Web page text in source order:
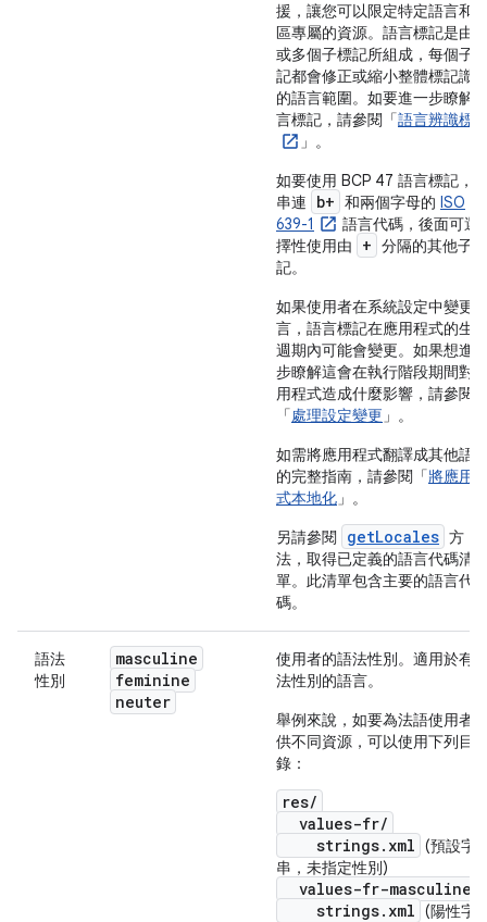
援，讓您可以限定特定語言和
區專屬的資源。語言標記是由
或多個子標記所組成，每個子
記都會修正或縮小整體標記識
的語言範圍。如要進一步瞭解
言標記，請參閱「語言辨識標
」。
如要使用 BCP 47 語言標記，
串連
b+ 和兩個字母的 ISO
639-1
語言代碼，後面可選
擇性使用由
+ 分隔的其他子標
記。
如果使用者在系統設定中變更
言，語言標記在應用程式的生
週期內可能會變更。如果想進
步瞭解這會在執行階段期間對
用程式造成什麼影響，請參閱
「處理設定變更 」。
如需將應用程式翻譯成其他語
的完整指南，請參閱「將應用
式本地化 」。
另請參閱
getLocales 方
法，取得已定義的語言代碼清
單。此清單包含主要的語言代
碼。
語法
性別
masculine
feminine
neuter
使用者的語法性別。適用於有
法性別的語言。
舉例來說，如要為法語使用者
供不同資源，可以使用下列目
錄：
res/
values-fr/
strings.xml (預設字
串，未指定性別)
values-fr-masculine/
strings.xml (陽性字